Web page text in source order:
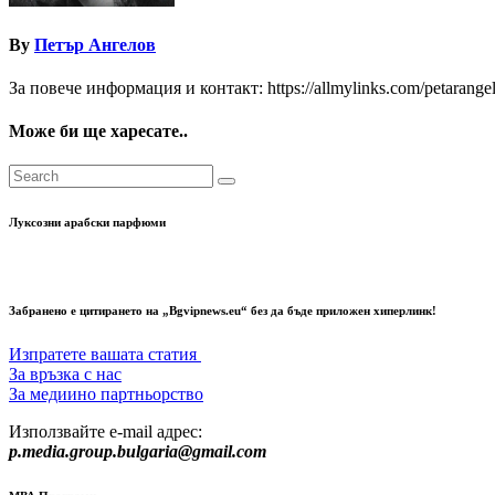
By Петър Ангелов
За повече информация и контакт: https://allmylinks.com/
Може би ще харесате..
Луксозни арабски парфюми
Забранено е цитирането на „Bgvipnews.eu“ без да бъде приложен хиперлинк!
Изпратете вашата статия
За връзка с нас
За медиино партньорство
Използвайте e-mail адрес:
p.media.group.bulgaria@gmail.com